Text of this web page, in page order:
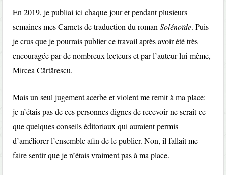
En 2019, je publiai ici chaque jour et pendant plusieurs
semaines mes Carnets de traduction du romanSolénoïde. Puis
je crus que je pourrais publier ce travail après avoir été très
encouragée par de nombreux lecteurs et par l’auteur lui-même,
Mircea Cărtărescu.
Mais un seul jugement acerbe et violent me remit à ma place:
je n’étais pas de ces personnes dignes de recevoir ne serait-ce
que quelques conseils éditoriaux qui auraient permis
d’améliorer l’ensemble afin de le publier. Non, il fallait me
faire sentir que je n’étais vraiment pas à ma place.